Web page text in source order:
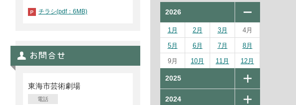
チラシ(pdf：6MB)
東海市芸術劇場
電話
2026
1月 2月 3月 4月
5月 6月 7月 8月
9月 10月 11月 12月
2025
2024